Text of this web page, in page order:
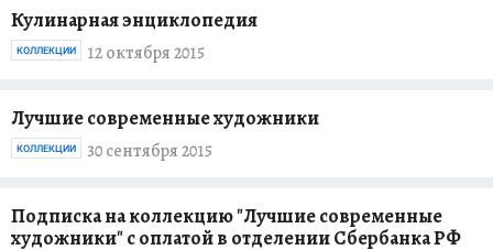
Кулинарная энциклопедия
12 октября 2015
КОЛЛЕКЦИИ
Лучшие современные художники
30 сентября 2015
КОЛЛЕКЦИИ
Подписка на коллекцию "Лучшие современные
художники" с оплатой в отделении Сбербанка РФ